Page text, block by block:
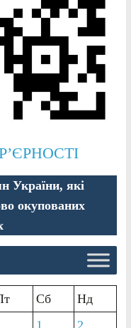
України, які
окупованих
Сб
Нд